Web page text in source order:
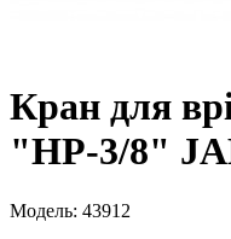
Кран для
"НР-3/8"
Модель: 43912